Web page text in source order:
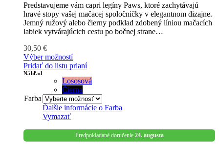
Predstavujeme vám capri legíny Paws, ktoré zachytávajú
hravé stopy vašej mačacej spoločníčky v elegantnom dizajne.
Jemný ružový alebo čierny podklad zdobený líniou mačacích
labiek vytvárajúcich cestu po bočnej strane…
30,50 €
Výber možností
Pridať do listu prianí
Náhľad
Farba
Lososová
Čierna
Ďalšie informácie o Farba
Vymazať
Predpokladané doručenie 24. augusta